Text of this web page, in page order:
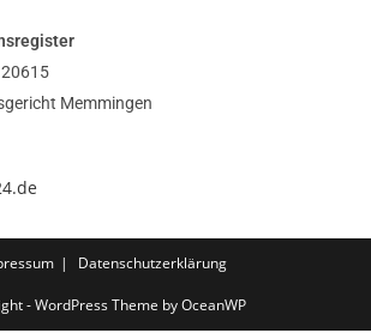
Memmingen
Datenschutzerklärung
- WordPress Theme by OceanWP